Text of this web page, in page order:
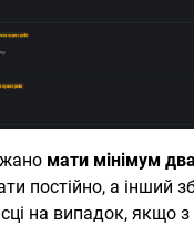
мати мінімум
постійно, а інший
на випадок, якщо